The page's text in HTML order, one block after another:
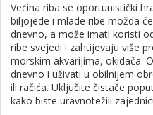
Većina riba se oportunistički
biljojede i mlade ribe možda
dnevno, a može imati koristi
ribe svejedi i zahtijevaju više
morskim akvarijima, okidača.
dnevno i uživati ​​u obilnijem
ili račića. Uključite čistače
kako biste uravnotežili